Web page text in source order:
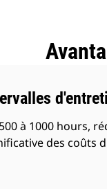
à 1000 hours,
des coûts